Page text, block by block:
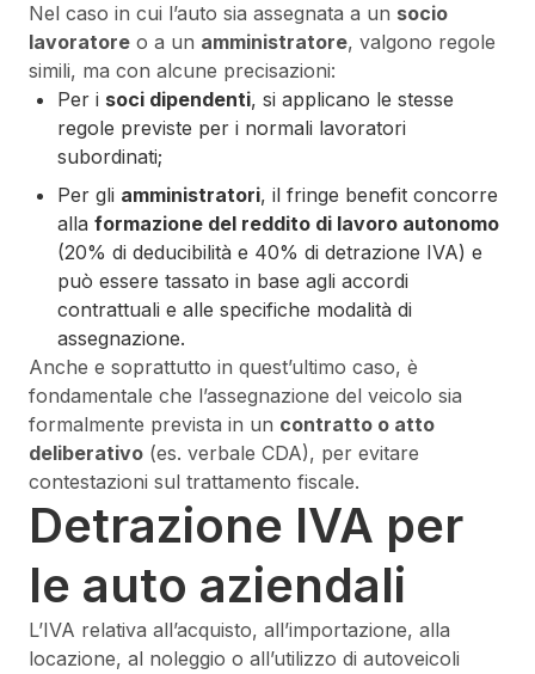
Nel caso in cui l’auto sia assegnata a un socio
lavoratore o a un amministratore, valgono regole
simili, ma con alcune precisazioni:
Per i soci dipendenti, si applicano le stesse
regole previste per i normali lavoratori
subordinati;
Per gli amministratori, il fringe benefit concorre
alla formazione del reddito di lavoro autonomo
(20% di deducibilità e 40% di detrazione IVA) e
può essere tassato in base agli accordi
contrattuali e alle specifiche modalità di
assegnazione.
Anche e soprattutto in quest’ultimo caso, è
fondamentale che l’assegnazione del veicolo sia
formalmente prevista in un contratto o atto
deliberativo (es. verbale CDA), per evitare
contestazioni sul trattamento fiscale.
Detrazione IVA per
le auto aziendali
L’IVA relativa all’acquisto, all’importazione, alla
locazione, al noleggio o all’utilizzo di autoveicoli